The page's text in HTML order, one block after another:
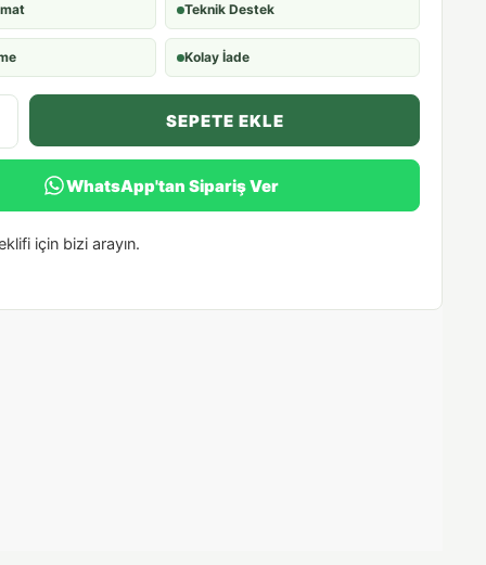
Teknik Destek
Kolay İade
SEPETE EKLE
WhatsApp'tan Sipariş Ver
için bizi arayın.